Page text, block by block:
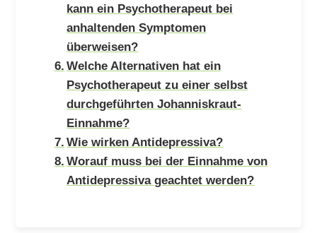
kann ein Psychotherapeut bei
anhaltenden Symptomen
überweisen?
Welche Alternativen hat ein
Psychotherapeut zu einer selbst
durchgeführten Johanniskraut-
Einnahme?
Wie wirken Antidepressiva?
Worauf muss bei der Einnahme von
Antidepressiva geachtet werden?